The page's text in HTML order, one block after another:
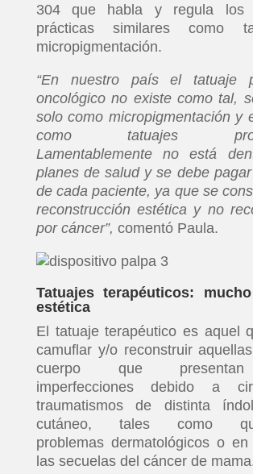
304 que habla y regula los
prácticas similares como
micropigmentación.
“En nuestro país el tatuaje
oncológico no existe como tal,
solo como micropigmentación y
como tatuajes
Lamentablemente no está
planes de salud y se debe
de cada paciente, ya que se
reconstrucción estética y no
por cáncer”, comentó Paula.
Tatuajes terapéuticos:
estética
El tatuaje terapéutico es aquel
camuflar y/o reconstruir
cuerpo que
imperfecciones debido a
traumatismos de distinta
cutáneo, tales como
problemas dermatológicos o
las secuelas del cáncer de